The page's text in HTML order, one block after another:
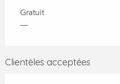
Gratuit
—
Clientèles acceptées